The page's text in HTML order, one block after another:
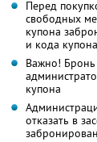
Перед
свободных
купона
и кода купона
Важно! Бронь
купона
отказать в